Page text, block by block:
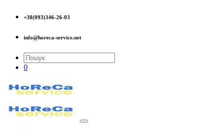
+38(093)346-26-03
info@horeca-service.net
0